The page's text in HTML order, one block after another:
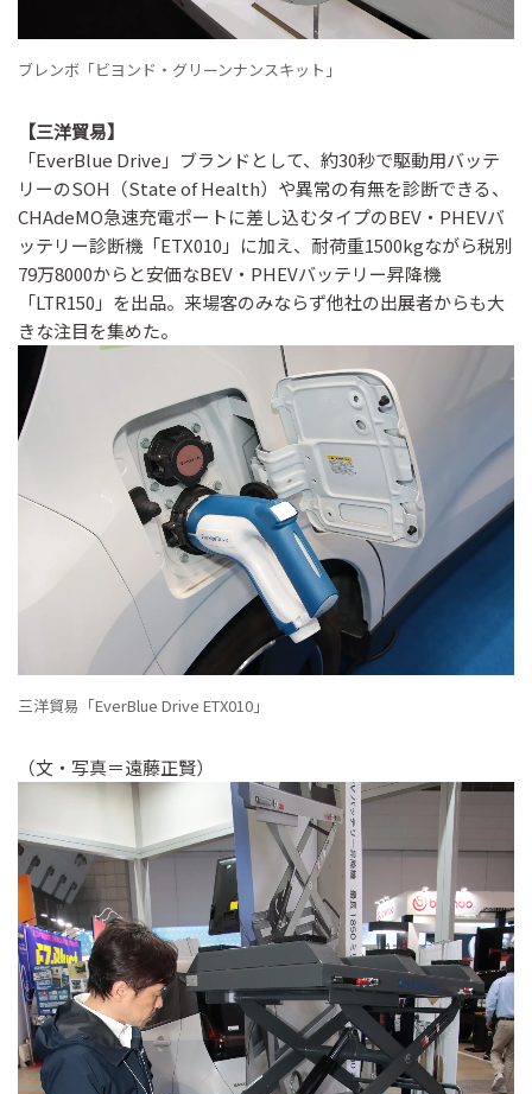
ブレンボ「ビヨンド・グリーンナンスキット」
【三洋貿易】
「EverBlue Drive」ブランドとして、約30秒で駆動用バッテ
リーのSOH（State of Health）や異常の有無を診断できる、
CHAdeMO急速充電ポートに差し込むタイプのBEV・PHEVバ
ッテリー診断機「ETX010」に加え、耐荷重1500kgながら税別
79万8000からと安価なBEV・PHEVバッテリー昇降機
「LTR150」を出品。来場客のみならず他社の出展者からも大
きな注目を集めた。
三洋貿易「EverBlue Drive ETX010」
（文・写真＝遠藤正賢）